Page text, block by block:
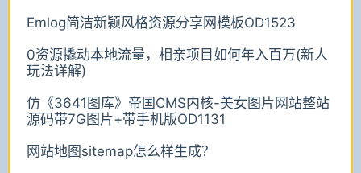
Emlog简洁新颖风格资源分享网模板OD1523
0资源撬动本地流量，相亲项目如何年入百万(新人
玩法详解)
仿《3641图库》帝国CMS内核-美女图片网站整站
源码带7G图片+带手机版OD1131
网站地图sitemap怎么样生成？